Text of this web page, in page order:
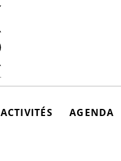
ACTIVITÉS AGENDA